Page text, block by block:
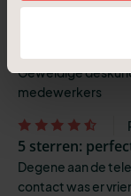
4 sterren:
Geweldige
medewerkers
5 sterren:
Degene aan de
contact was er